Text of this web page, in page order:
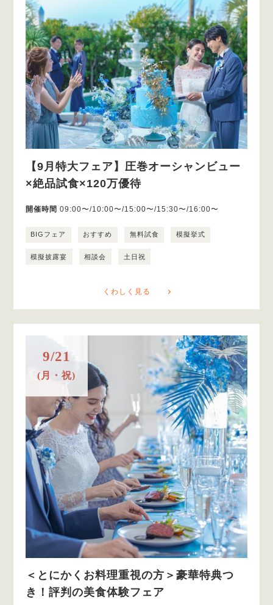
【9月特大フェア】圧巻オーシャンビュー
×絶品試食×120万優待
開催時間 09:00〜/10:00〜/15:00〜/15:30〜/16:00〜
BIGフェア おすすめ 無料試食 模擬挙式
模擬披露宴 相談会 土日祝
くわしく見る
9/21
(月・祝)
＜とにかくお料理重視の方＞豪華特典つ
き！評判の美食体験フェア